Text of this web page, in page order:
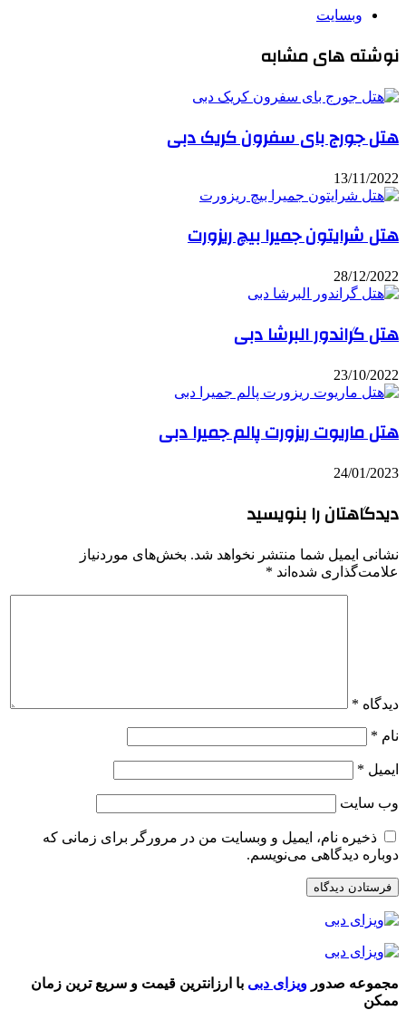
وبسایت
نوشته های مشابه
هتل جورج بای سفرون کریک دبی
13/11/2022
هتل شرایتون جمیرا بیچ ریزورت
28/12/2022
هتل گراندور البرشا دبی
23/10/2022
هتل ماریوت ریزورت پالم جمیرا دبی
24/01/2023
دیدگاهتان را بنویسید
نشانی ایمیل شما منتشر نخواهد شد. بخش‌های موردنیاز
علامت‌گذاری شده‌اند *
دیدگاه *
نام *
ایمیل *
وب‌ سایت
ذخیره نام، ایمیل و وبسایت من در مرورگر برای زمانی که
دوباره دیدگاهی می‌نویسم.
مجموعه صدور ویزای دبی با ارزانترین قیمت و سریع ترین زمان
ممکن